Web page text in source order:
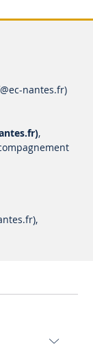
@ec-nantes.fr)
,
,